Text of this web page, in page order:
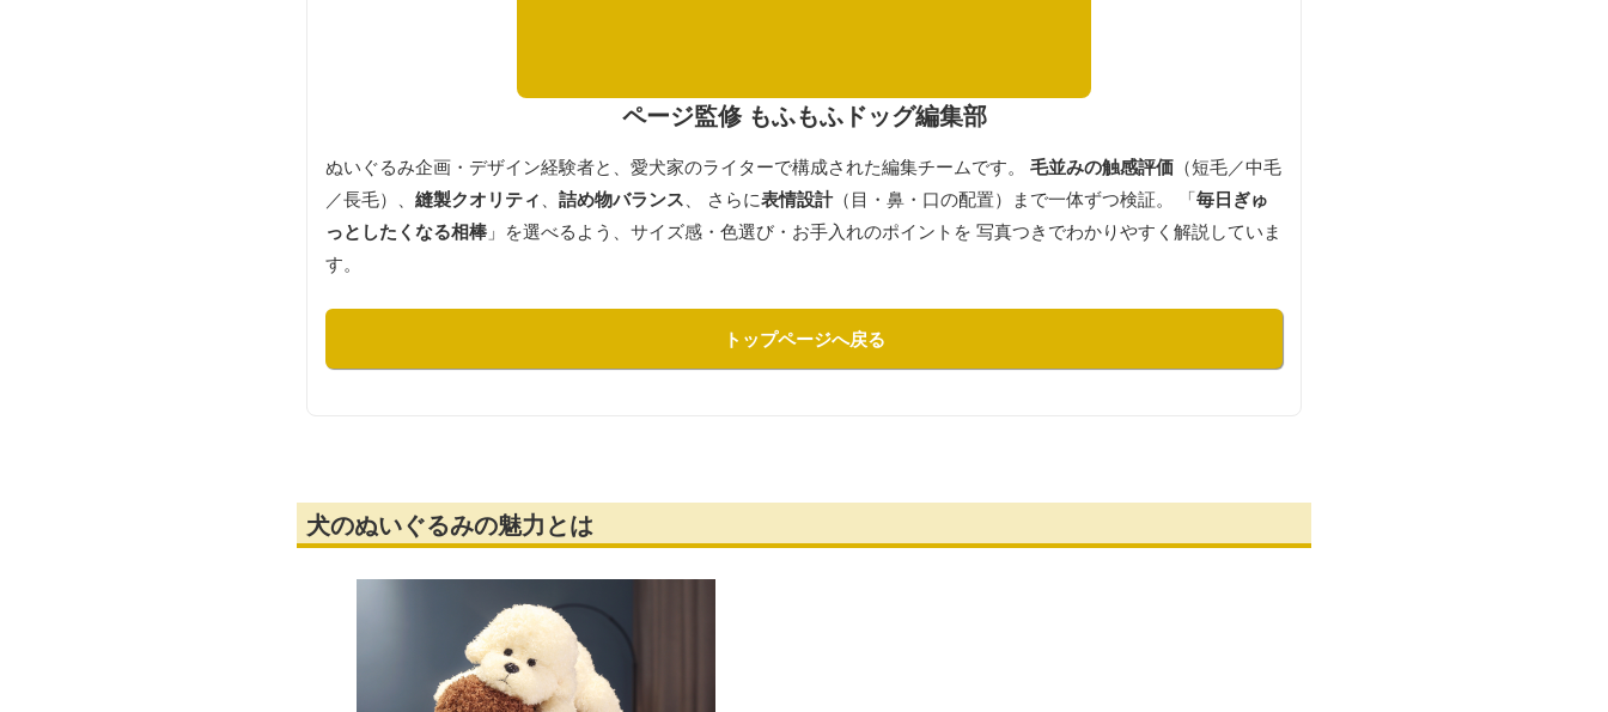
ページ監修 もふもふドッグ編集部
ぬいぐるみ企画・デザイン経験者と、愛犬家のライターで構成された編集チームです。 毛並みの触感評価 （短毛／中毛
／長毛）、 縫製クオリティ 、 詰め物バランス、 さらに表情設計（目・鼻・口の配置）まで一体ずつ検証。 「毎日ぎゅ
っとしたくなる相棒 」を選べるよう、サイズ感・色選び・お手入れのポイントを 写真つきでわかりやすく解説していま
す。
トップページへ戻る
犬のぬいぐるみの魅力とは